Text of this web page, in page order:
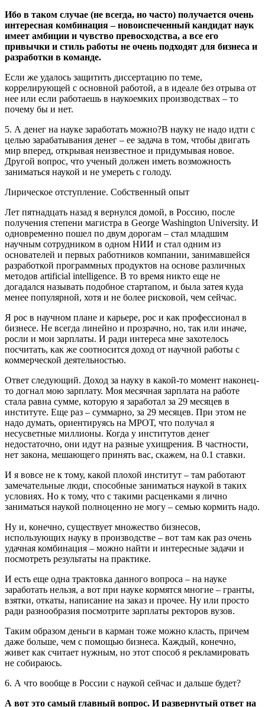
Ибо в таком случае (не всегда, но часто) получается очень
интересная комбинация – новоиспеченный кандидат наук
имеет амбиции и чувство превосходства, а все его
привычки и стиль работы не очень подходят для бизнеса и
разработки в команде.
Если же удалось защитить диссертацию по теме,
коррелирующей с основной работой, а в идеале без отрыва от
нее или если работаешь в наукоемких производствах – то
почему бы и нет.
5. А денег на науке заработать можно?В науку не надо идти с
целью зарабатывания денег – ее задача в том, чтобы двигать
мир вперед, открывая неизвестное и придумывая новое.
Другой вопрос, что ученый должен иметь возможность
заниматься наукой и не умереть с голоду.
Лирическое отступление. Собственный опыт
Лет пятнадцать назад я вернулся домой, в Россию, после
получения степени магистра в George Washington University. И
одновременно пошел по двум дорогам – стал младшим
научным сотрудником в одном НИИ и стал одним из
основателей и первых работников компании, занимавшейся
разработкой программных продуктов на основе различных
методов artificial intelligence. В то время никто еще не
догадался называть подобное стартапом, и была затея куда
менее популярной, хотя и не более рисковой, чем сейчас.
Я рос в научном плане и карьере, рос и как профессионал в
бизнесе. Не всегда линейно и прозрачно, но, так или иначе,
росли и мои зарплаты. И ради интереса мне захотелось
посчитать, как же соотносится доход от научной работы с
коммерческой деятельностью.
Ответ следующий. Доход за науку в какой-то момент наконец-
то догнал мою зарплату. Моя месячная зарплата на работе
стала равна сумме, которую я заработал за 29 месяцев в
институте. Еще раз – суммарно, за 29 месяцев. При этом не
надо думать, ориентируясь на МРОТ, что получал я
несусветные миллионы. Когда у институтов денег
недостаточно, они идут на разные ухищрения. В частности,
нет закона, мешающего принять вас, скажем, на 0.1 ставки.
И я вовсе не к тому, какой плохой институт – там работают
замечательные люди, способные заниматься наукой в таких
условиях. Но к тому, что с такими расценками я лично
заниматься наукой полноценно не могу – семью кормить надо.
Ну и, конечно, существует множество бизнесов,
использующих науку в производстве – вот там как раз очень
удачная комбинация – можно найти и интересные задачи и
посмотреть результаты на практике.
И есть еще одна трактовка данного вопроса – на науке
заработать нельзя, а вот при науке кормятся многие – гранты,
взятки, откаты, написание на заказ и прочее. Ну или просто
ради разнообразия посмотрите зарплаты ректоров вузов.
Таким образом деньги в карман тоже можно класть, причем
даже больше, чем с помощью бизнеса. Каждый, конечно,
живет как считает нужным, но этот способ я рекламировать
не собираюсь.
6. А что вообще в России с наукой сейчас и дальше будет?
А вот это самый главный вопрос. И развернутый ответ на